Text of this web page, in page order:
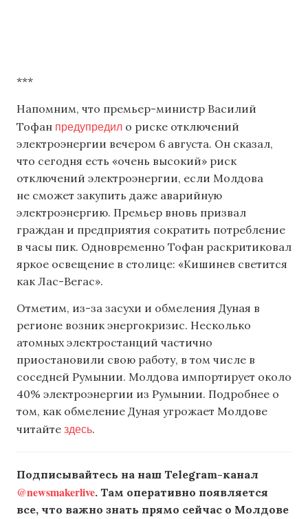
***
Напомним, что премьер-министр Василий
Тофан предупредил о риске отключений
электроэнергии вечером 6 августа. Он сказал,
что сегодня есть «очень высокий» риск
отключений электроэнергии, если Молдова
не сможет закупить даже аварийную
электроэнергию. Премьер вновь призвал
граждан и предприятия сократить потребление
в часы пик. Одновременно Тофан раскритиковал
яркое освещение в столице: «Кишинев светится
как Лас-Вегас».
Отметим, из-за засухи и обмеления Дуная в
регионе возник энергокризис. Несколько
атомных электростанций частично
приостановили свою работу, в том числе в
соседней Румынии. Молдова импортирует около
40% электроэнергии из Румынии. Подробнее о
том, как обмеление Дуная угрожает Молдове
читайте здесь.
Подписывайтесь на наш Telegram-канал
@newsmakerlive. Там оперативно появляется
все, что важно знать прямо сейчас о Молдове